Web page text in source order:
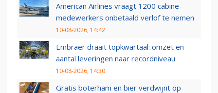
American Airlines vraagt 1200 cabine-
medewerkers onbetaald verlof te nemen
10-08-2026, 14:42
Embraer draait topkwartaal: omzet en
aantal leveringen naar recordniveau
10-08-2026, 14:30
Gratis boterham en bier verdwijnt op